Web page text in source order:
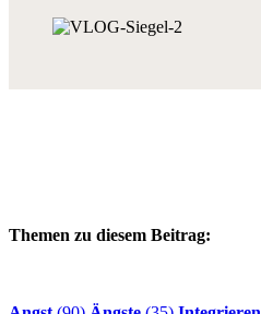
Themen zu diesem Beitrag: